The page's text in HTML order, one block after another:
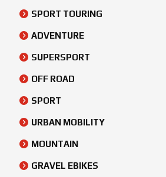
SPORT TOURING
ADVENTURE
SUPERSPORT
OFF ROAD
SPORT
URBAN MOBILITY
MOUNTAIN
GRAVEL EBIKES